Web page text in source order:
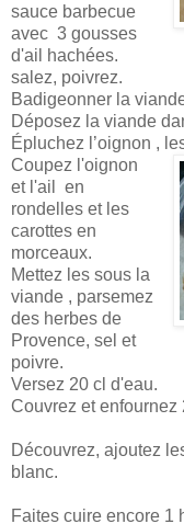
sauce barbecue
avec 3 gousses
d'ail hachées.
salez, poivrez.
Badigeonner la
Déposez la viande
Épluchez l’oignon ,
Coupez l'oignon
et l'ail en
rondelles et les
carottes en
morceaux.
Mettez les sous la
viande , parsemez
des herbes de
Provence, sel et
poivre.
Versez 20 cl d'eau.
Couvrez et enfournez
Découvrez, ajoutez
blanc.
Faites cuire encore 1